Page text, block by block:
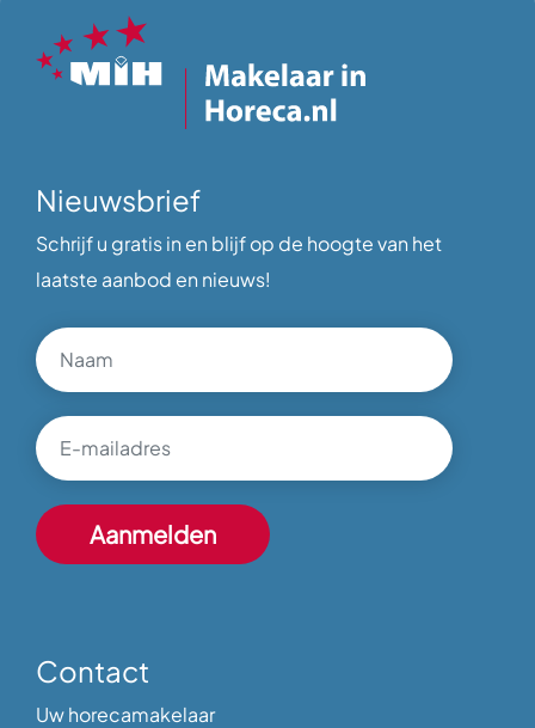
Nieuwsbrief
Schrijf u gratis in en blijf op de hoogte van het
laatste aanbod en nieuws!
Contact
Uw horecamakelaar